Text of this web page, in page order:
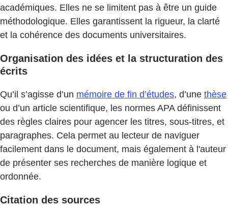
académiques. Elles ne se limitent pas à être un guide
méthodologique. Elles garantissent la rigueur, la clarté
et la cohérence des documents universitaires.
Organisation des idées et la structuration des
écrits
Qu’il s’agisse d’un mémoire de fin d’études, d’une thèse
ou d’un article scientifique, les normes APA définissent
des règles claires pour agencer les titres, sous-titres, et
paragraphes. Cela permet au lecteur de naviguer
facilement dans le document, mais également à l'auteur
de présenter ses recherches de manière logique et
ordonnée.
Citation des sources